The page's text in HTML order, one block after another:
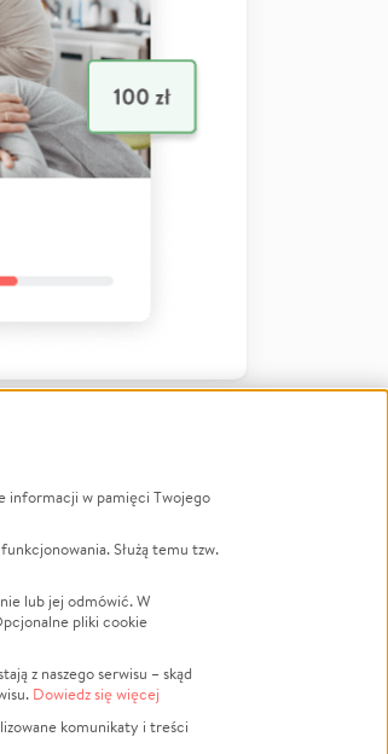
LGBTQ+
Powódź
Wichura
Religia
Edukacja
informacji w pamięci Twojego
Służą temu tzw.
lub jej odmówić. W
pliki cookie
z naszego serwisu – skąd
Dowiedz się więcej
komunikaty i treści